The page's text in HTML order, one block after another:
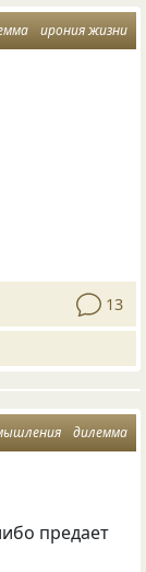
ирония жизни
13
дилемма
предает